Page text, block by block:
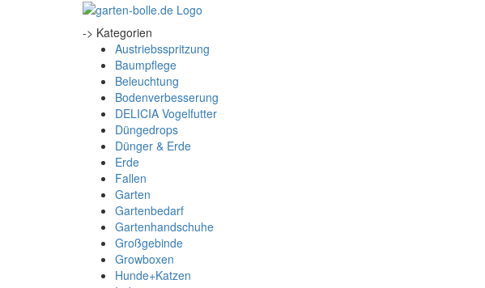
-> Kategorien
Austriebsspritzung
Baumpflege
Beleuchtung
Bodenverbesserung
DELICIA Vogelfutter
Düngedrops
Dünger & Erde
Erde
Fallen
Garten
Gartenbedarf
Gartenhandschuhe
Großgebinde
Growboxen
Hunde+Katzen